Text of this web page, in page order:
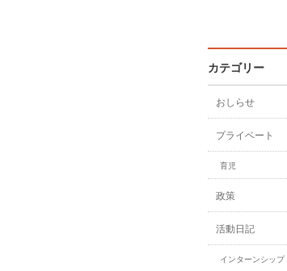
カテゴリー
おしらせ
プライベート
育児
政策
活動日記
インターンシップ